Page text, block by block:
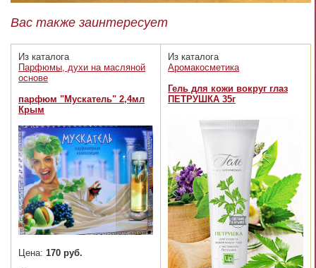
Вас также заинтересует
Из каталога
Парфюмы, духи на масляной
основе
парфюм "Мускатель" 2,4мл
Крым
Цена: 170 руб.
Из каталога
Аромакосметика
Гель для кожи вокруг глаз
ПЕТРУШКА 35г